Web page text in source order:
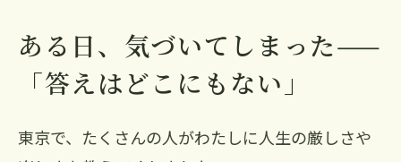
ある日、気づいてしまった——
「答えはどこにもない」
東京で、たくさんの人がわたしに人生の厳しさや